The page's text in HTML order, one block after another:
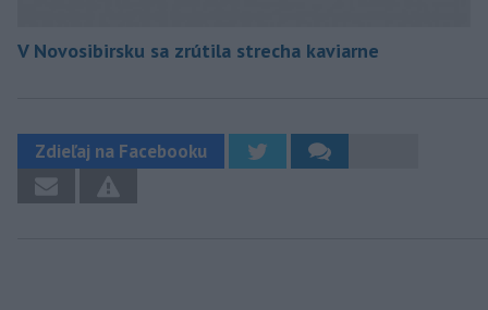
V Novosibirsku sa zrútila strecha kaviarne
Zdieľaj na Facebooku